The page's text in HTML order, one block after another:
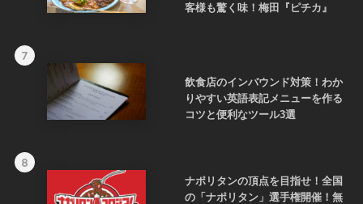
客様も驚く味！梅田『ピチカ』
7
飲食店のインバウンド対策！わか
りやすい英語表記メニューを作る
コツと便利なツール3選
8
ナポリタンの頂点を目指せ！全国
の「ナポリタン」選手権開催！無